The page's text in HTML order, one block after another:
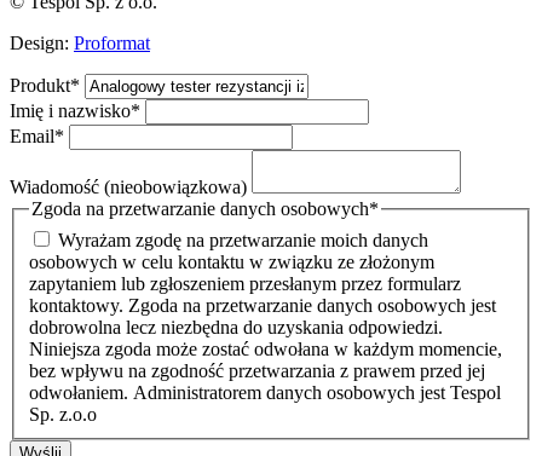
Design: Proformat
Produkt*
Imię i nazwisko*
Email*
Wiadomość (nieobowiązkowa)
Zgoda na przetwarzanie danych osobowych*
Wyrażam zgodę na przetwarzanie moich danych
osobowych w celu kontaktu w związku ze złożonym
zapytaniem lub zgłoszeniem przesłanym przez formularz
kontaktowy. Zgoda na przetwarzanie danych osobowych jest
dobrowolna lecz niezbędna do uzyskania odpowiedzi.
Niniejsza zgoda może zostać odwołana w każdym momencie,
bez wpływu na zgodność przetwarzania z prawem przed jej
odwołaniem. Administratorem danych osobowych jest Tespol
Sp. z.o.o